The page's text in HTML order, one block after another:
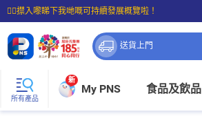
☝🏼㩒入嚟睇下我哋嘅可持續發展概覽啦！
⭐購物滿$399即享免費送貨；滿$100即可免費店取。
送貨上門
所有產品
新
My PNS 食品及飲品